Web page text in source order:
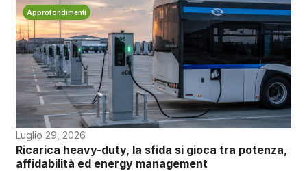
Approfondimenti
Luglio 29, 2026
Ricarica heavy-duty, la sfida si gioca tra potenza,
affidabilità ed energy management